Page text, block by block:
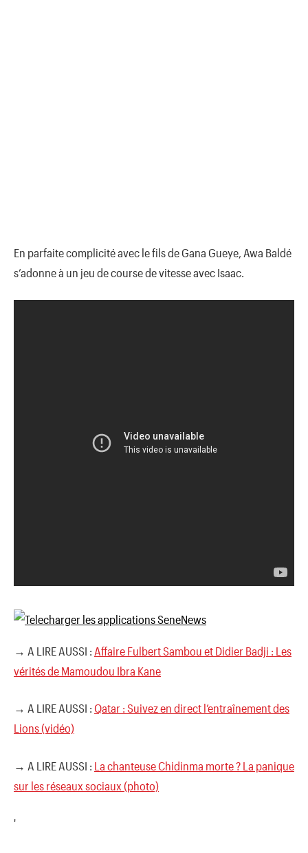
En parfaite complicité avec le fils de Gana Gueye, Awa Baldé
s’adonne à un jeu de course de vitesse avec Isaac.
→ A LIRE AUSSI : Affaire Fulbert Sambou et Didier Badji : Les
vérités de Mamoudou Ibra Kane
→ A LIRE AUSSI : Qatar : Suivez en direct l’entraînement des
Lions (vidéo)
→ A LIRE AUSSI : La chanteuse Chidinma morte ? La panique
sur les réseaux sociaux (photo)
'